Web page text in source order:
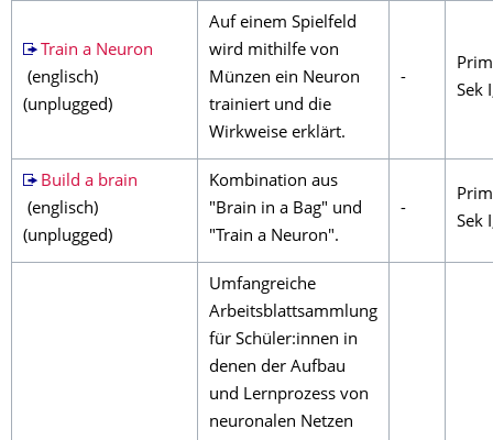
Train a Neuron
(englisch)
(unplugged)
Auf einem Spielfeld
wird mithilfe von
Münzen ein Neuron
trainiert und die
Wirkweise erklärt.
-
Sek
Build a brain
(englisch)
(unplugged)
Kombination aus
"Brain in a Bag" und
"Train a Neuron".
-
Sek
Umfangreiche
Arbeitsblattsammlung
für Schüler:innen in
denen der Aufbau
und Lernprozess von
neuronalen Netzen